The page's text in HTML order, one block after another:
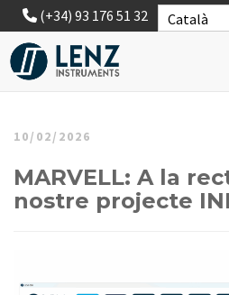
Català
(+34) 93 176 51 32
10/02/2026
MARVELL: A la
nostre projecte